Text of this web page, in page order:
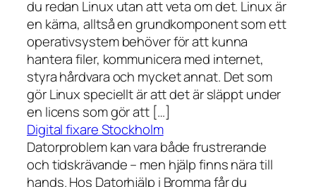
du redan Linux utan att veta om det. Linux är
en kärna, alltså en grundkomponent som ett
operativsystem behöver för att kunna
hantera filer, kommunicera med internet,
styra hårdvara och mycket annat. Det som
gör Linux speciellt är att det är släppt under
en licens som gör att […]
Digital fixare Stockholm
Datorproblem kan vara både frustrerande
och tidskrävande – men hjälp finns nära till
hands. Hos Datorhjälp i Bromma får du